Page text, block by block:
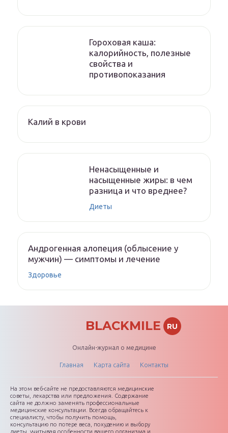
Гороховая каша:
калорийность, полезные
свойства и
противопоказания
Калий в крови
Ненасыщенные и
насыщенные жиры: в чем
разница и что вреднее?
Диеты
Андрогенная алопеция (облысение у
мужчин) — симптомы и лечение
Здоровье
BLACKMILE RU
Онлайн-журнал о медицине
Главная Карта сайта Контакты
На этом веб-сайте не предоставляются медицинские
советы, лекарства или предложения. Содержание
сайта не должно заменять профессиональные
медицинские консультации. Всегда обращайтесь к
специалисту, чтобы получить помощь,
консультацию по потере веса, похудению и выбору
диеты, учитывая особенности вашего организма и